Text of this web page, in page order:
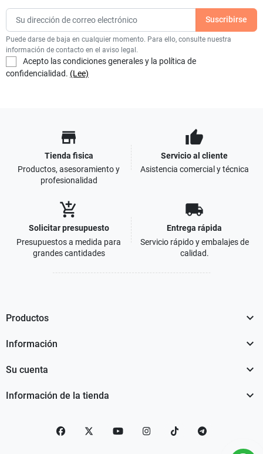
Puede darse de baja en cualquier momento. Para ello, consulte nuestra
información de contacto en el aviso legal.
Acepto las condiciones generales y la política de
confidencialidad. (Lee)
store
Tienda fisica
Productos, asesoramiento y
profesionalidad
thumb_up
Servicio al cliente
Asistencia comercial y técnica
add_shopping_cart
Solicitar presupuesto
Presupuestos a medida para
grandes cantidades
local_shipping
Entrega rápida
Servicio rápido y embalajes de
calidad.
Productos 
Información 
Su cuenta 
Información de la tienda 